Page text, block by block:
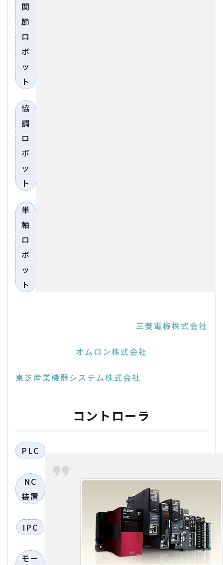
関
節
ロ
ボ
ッ
ト
協
調
ロ
ボ
ッ
ト
単
軸
ロ
ボ
ッ
ト
三菱電機株式会社
オムロン株式会社
東芝産業機器システム株式会社
コントローラ
PLC
NC
装置
IPC
モー